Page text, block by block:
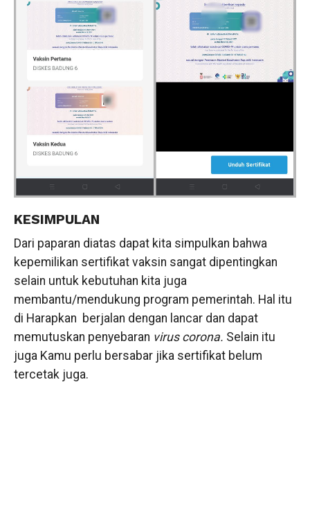
KESIMPULAN
Dari paparan diatas dapat kita simpulkan bahwa
kepemilikan sertifikat vaksin sangat dipentingkan
selain untuk kebutuhan kita juga
membantu/mendukung program pemerintah. Hal itu
di Harapkan berjalan dengan lancar dan dapat
memutuskan penyebaran virus corona. Selain itu
juga Kamu perlu bersabar jika sertifikat belum
tercetak juga.